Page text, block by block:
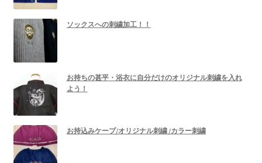
ソックスへの刺繍加工！！
お持ちの甚平・浴衣に自分だけのオリジナル刺繍を入れ
よう！
お持込みケープ/オリジナル刺繍 /カラー刺繍